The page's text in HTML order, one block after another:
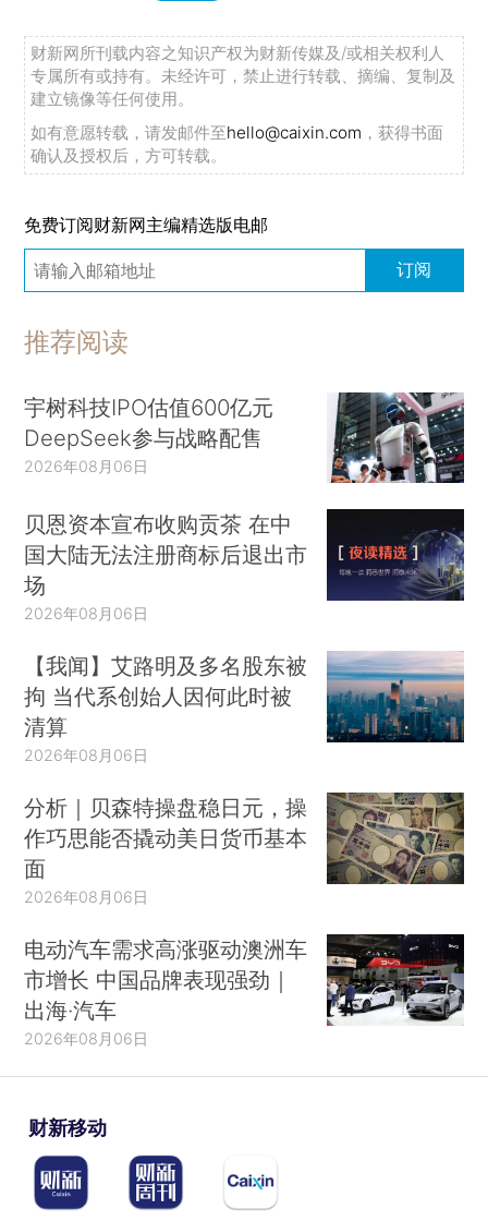
财新网所刊载内容之知识产权为财新传媒及/或相关权利人
专属所有或持有。未经许可，禁止进行转载、摘编、复制及
建立镜像等任何使用。
如有意愿转载，请发邮件至hello@caixin.com ，获得书面
确认及授权后，方可转载。
免费订阅财新网主编精选版电邮
订阅
推荐阅读
宇树科技IPO估值600亿元
DeepSeek参与战略配售
2026年08月06日
贝恩资本宣布收购贡茶 在中
国大陆无法注册商标后退出市
场
2026年08月06日
【我闻】艾路明及多名股东被
拘 当代系创始人因何此时被
清算
2026年08月06日
分析｜贝森特操盘稳日元，操
作巧思能否撬动美日货币基本
面
2026年08月06日
电动汽车需求高涨驱动澳洲车
市增长 中国品牌表现强劲｜
出海·汽车
2026年08月06日
财新移动